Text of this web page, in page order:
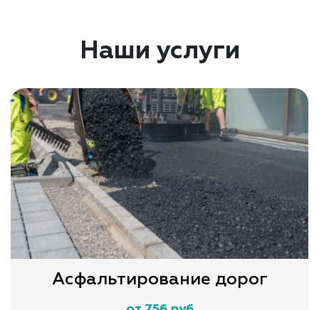
Наши услуги
Асфальтирование дорог